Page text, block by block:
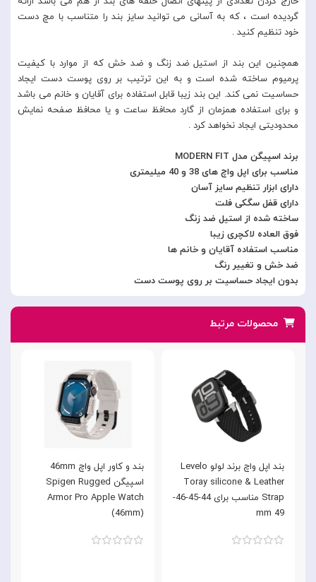
گردیده است ، که به آسانی می توانید سایز بند را متناسب با مچ دست
خود تنظیم کنید .
همچنین این بند از استیل ضد زنگ و ضد خش که از موارد با کیفیت
پرمیوم ساخته شده است و به این ترتیب بر روی پوست دست ایجاد
حساسیت نمی کند. این بند زیبا قابل استفاده برای آقایان و خانم می باشد
و برای استفاده همزمان از گارد محافظ ساعت و یا محافظ صفحه نمایش
محدودیتی ایجاد نخواهد کرد .
برند اسپیگن مدل MODERN FIT
مناسب برای اپل واچ های 38 و 40 میلیمتری
دارای ابزار تنظیم سایز آسان
دارای قفل سگکی فلت
ساخته شده از استیل ضد زنگ
فوق العاده لاکچری زیبا
مناسب استفاده آقایان و خانم ها
ضد خش و تغییر رنگ
بدون ایجاد حساسیت بر روی پوست دست
محصولات مرتبط
بند و کاور اپل واچ 46mm
اسپیگن Spigen Rugged
Armor Pro Apple Watch
(46mm)
بند اپل واچ برند لولو Levelo
Toray silicone & Leather
Strap مناسب برای 44-45-46-
49 mm